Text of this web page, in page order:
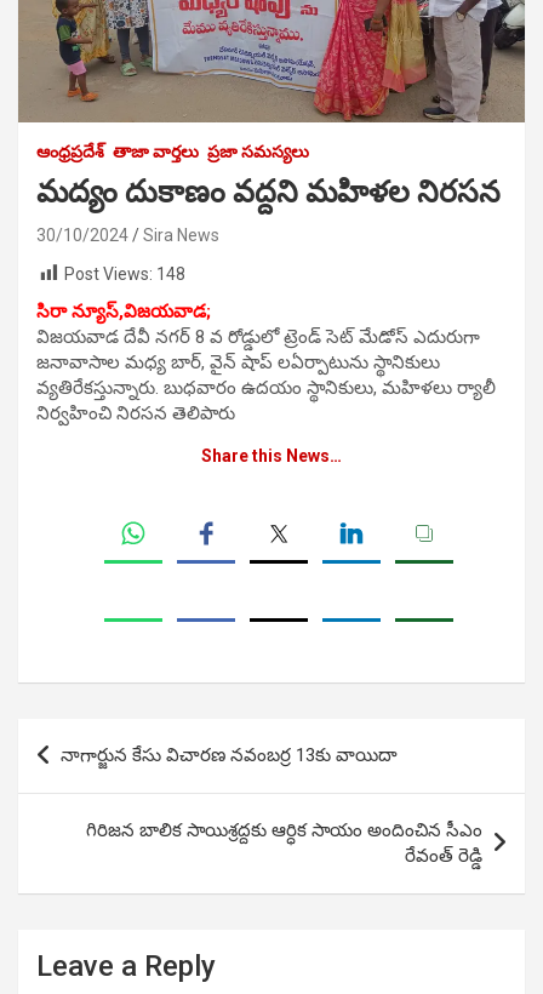
ఆంధ్రప్రదేశ్ తాజా వార్తలు ప్రజా సమస్యలు
మద్యం దుకాణం వద్దని మహిళల నిరసన
30/10/2024
Sira News
Post Views: 148
సిరా న్యూస్,విజయవాడ;
విజయవాడ దేవీ నగర్ 8 వ రోడ్డులో ట్రెండ్ సెట్ మేడోస్ ఎదురుగా
జనావాసాల మధ్య బార్, వైన్ షాప్ లఏర్పాటును స్థానికులు
వ్యతిరేకస్తున్నారు. బుధవారం ఉదయం స్థానికులు, మహిళలు ర్యాలీ
నిర్వహించి నిరసన తెలిపారు
Share this News…
Post
navigation
నాగార్జున కేసు విచారణ నవంబర్ర 13కు వాయిదా
గిరిజన బాలిక సాయిశ్రద్దకు ఆర్ధిక సాయం అందించిన సీఎం
రేవంత్ రెడ్డి
Leave a Reply